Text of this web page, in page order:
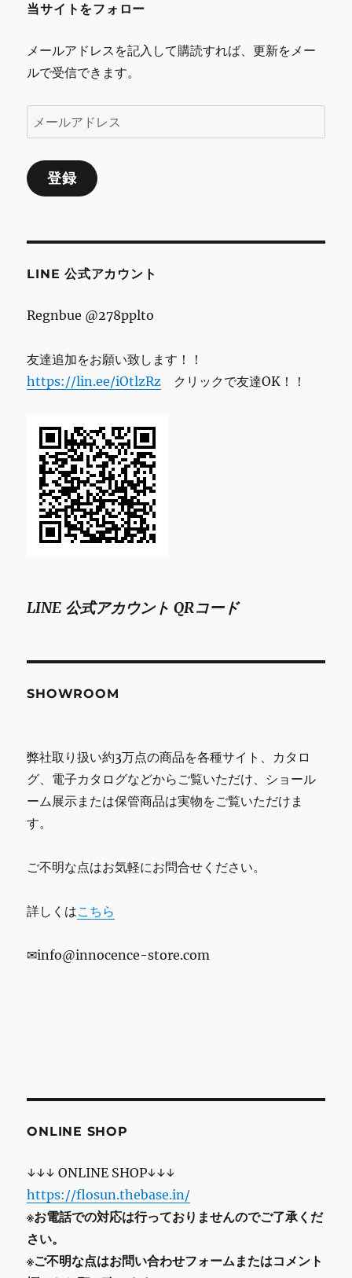
k
当サイトをフォロー
メールアドレスを記入して購読すれば、更新をメー
ルで受信できます。
ー
ル
ア
ス
登録
LINE 公式アカウント
Regnbue @278pplto
友達追加をお願い致します！！
https://lin.ee/iOtlzRz クリックで友達OK！！
LINE 公式アカウント QRコード
SHOWROOM
弊社取り扱い約3万点の商品を各種サイト、カタロ
グ、電子カタログなどからご覧いただけ、ショール
ーム展示または保管商品は実物をご覧いただけま
す。
ご不明な点はお気軽にお問合せください。
詳しくはこちら
✉info@innocence-store.com
ONLINE SHOP
↓↓↓ ONLINE SHOP↓↓↓
https://flosun.thebase.in/
※お電話での対応は行っておりませんのでご了承くだ
さい。
※ご不明な点はお問い合わせフォームまたはコメント